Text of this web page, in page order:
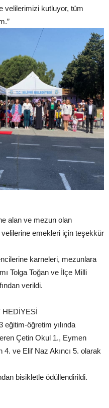
velilerimizi kutluyor, tüm
alan ve mezun olan
emekleri için teşekkür
karneleri, mezunlara
Tolga Toğan ve İlçe Milli
verildi.
HEDİYESİ
eğitim-öğretim yılında
Çetin Okul 1., Eymen
ve Elif Naz Akıncı 5. olarak
bisikletle ödüllendirildi.